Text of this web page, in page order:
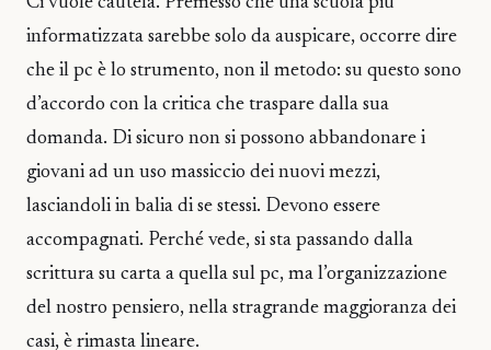
informatizzata sarebbe solo da auspicare, occorre dire
che il pc è lo strumento, non il metodo: su questo sono
d’accordo con la critica che traspare dalla sua
domanda. Di sicuro non si possono abbandonare i
giovani ad un uso massiccio dei nuovi mezzi,
lasciandoli in balia di se stessi. Devono essere
accompagnati. Perché vede, si sta passando dalla
scrittura su carta a quella sul pc, ma l’organizzazione
del nostro pensiero, nella stragrande maggioranza dei
casi, è rimasta lineare.